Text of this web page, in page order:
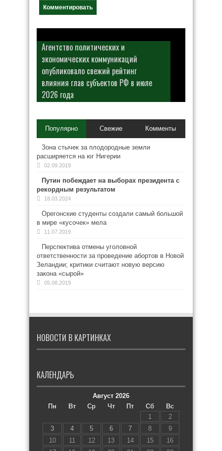
Агентство политических и
экономических коммуникаций
опубликовало свежий рейтинг
влияния глав субъектов РФ в июле
2026 года
Популярно Свежие Комменты
Зона стычек за плодородные земли
расширяется на юг Нигерии
02.09.2019
Путин побеждает на выборах президента с
рекордным результатом
18.03.2024
Орегонские студенты создали самый большой
в мире «кусочек» мела
11.07.2019
Перспектива отмены уголовной
ответственности за проведение абортов в Новой
Зеландии; критики считают новую версию
закона «сырой»
05.08.2019
НОВОСТИ В КАРТИНКАХ
КАЛЕНДАРЬ
Август 2026
Пн
Вт Ср Чт Пт Сб
Вс
1
2
3
4 5 6 7 8
9
10
11 12 13 14 15
16